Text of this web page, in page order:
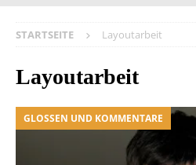
STARTSEITE Layoutarbeit
Layoutarbeit
GLOSSEN UND KOMMENTARE